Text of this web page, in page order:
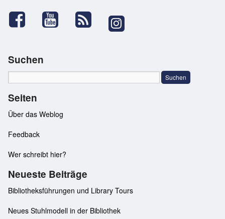
Suchen
Seiten
Über das Weblog
Feedback
Wer schreibt hier?
Neueste Beiträge
Bibliotheksführungen und Library Tours
Neues Stuhlmodell in der Bibliothek